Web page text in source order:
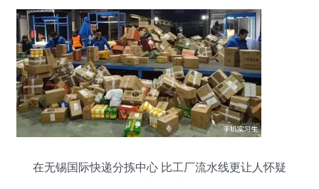
在无锡国际快递分拣中心 比工厂流水线更让人怀疑